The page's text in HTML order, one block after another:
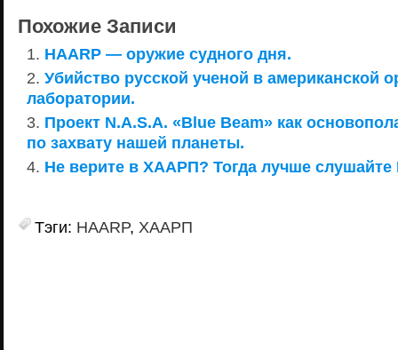
Похожие Записи
HAARP — оружие судного дня.
Убийство русской ученой в американской
лаборатории.
Проект N.A.S.A. «Blue Beam» как
по захвату нашей планеты.
Не верите в ХААРП? Тогда лучше слушайте
Тэги: HAARP, ХААРП